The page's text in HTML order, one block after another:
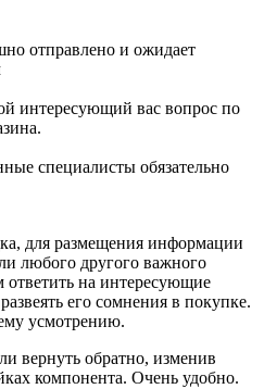
отправлено и ожидает
интересующий вас вопрос по
специалисты обязательно
для размещения информации
любого другого важного
на интересующие
его сомнения в покупке.
усмотрению.
вернуть обратно, изменив
компонента. Очень удобно.